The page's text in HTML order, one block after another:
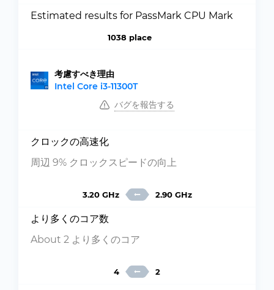
Estimated results for PassMark CPU Mark
1038 place
考慮すべき理由
Intel Core i3-11300T
バグを報告する
クロックの高速化
周辺 9% クロックスピードの向上
3.20 GHz 2.90 GHz
より多くのコア数
About 2 より多くのコア
4 2